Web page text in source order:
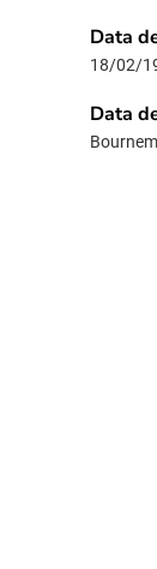
Data
18/02/
Data